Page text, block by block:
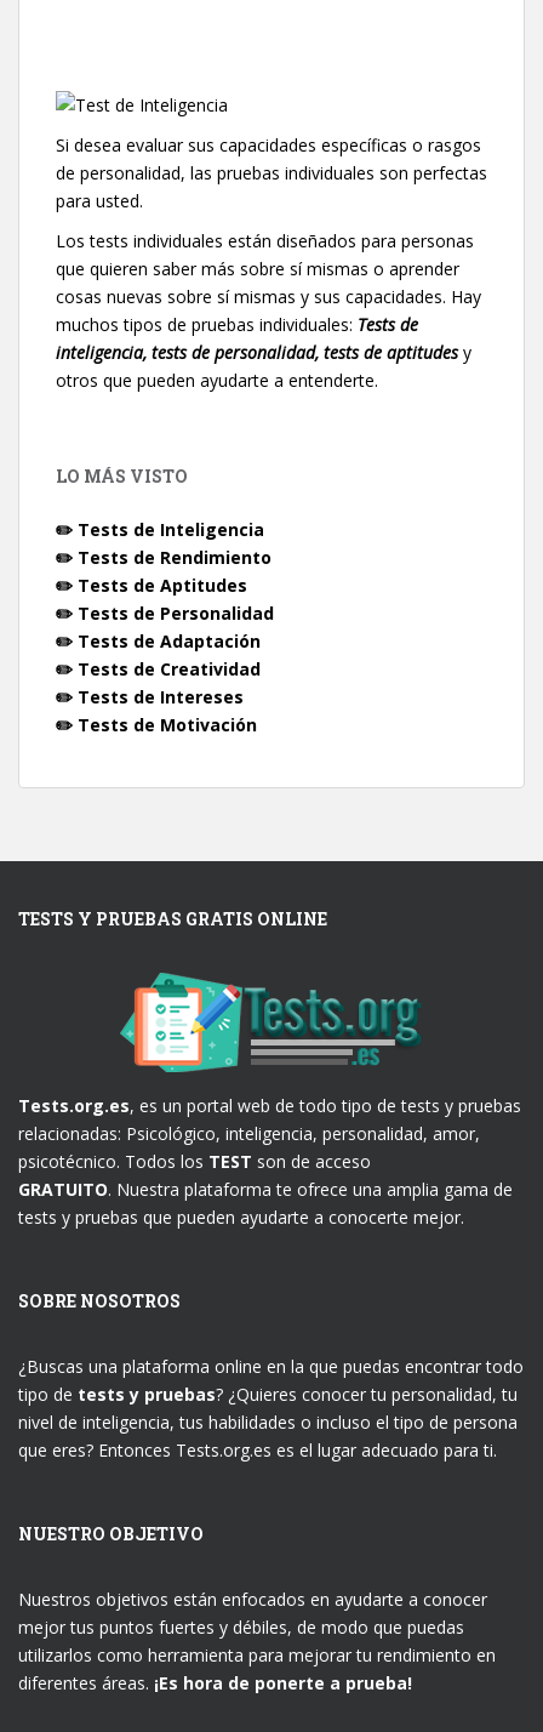
Si desea evaluar sus capacidades específicas o rasgos
de personalidad, las pruebas individuales son perfectas
para usted.
Los tests individuales están diseñados para personas
que quieren saber más sobre sí mismas o aprender
cosas nuevas sobre sí mismas y sus capacidades. Hay
muchos tipos de pruebas individuales: Tests de
inteligencia, tests de personalidad, tests de aptitudesy
otros que pueden ayudarte a entenderte.
LO MÁS VISTO
✏️ Tests de Inteligencia
✏️ Tests de Rendimiento
✏️ Tests de Aptitudes
✏️ Tests de Personalidad
✏️ Tests de Adaptación
✏️ Tests de Creatividad
✏️ Tests de Intereses
✏️ Tests de Motivación
TESTS Y PRUEBAS GRATIS ONLINE
Tests.org.es, es un portal web de todo tipo de tests y pruebas
relacionadas: Psicológico, inteligencia, personalidad, amor,
psicotécnico. Todos los TEST son de acceso
GRATUITO. Nuestra plataforma te ofrece una amplia gama de
tests y pruebas que pueden ayudarte a conocerte mejor.
SOBRE NOSOTROS
¿Buscas una plataforma online en la que puedas encontrar todo
tipo de tests y pruebas? ¿Quieres conocer tu personalidad, tu
nivel de inteligencia, tus habilidades o incluso el tipo de persona
que eres? Entonces Tests.org.es es el lugar adecuado para ti.
NUESTRO OBJETIVO
Nuestros objetivos están enfocados en ayudarte a conocer
mejor tus puntos fuertes y débiles, de modo que puedas
utilizarlos como herramienta para mejorar tu rendimiento en
diferentes áreas. ¡Es hora de ponerte a prueba!